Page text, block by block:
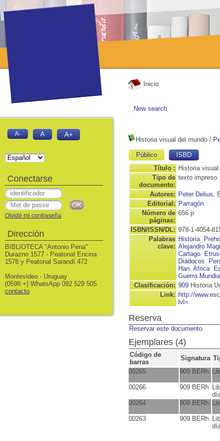
Inicio
New search
Historia visual del mundo /
Público
ISBD
Título : Historia
Tipo de
documento:
texto impreso
Autores: Peter Delius,
Editorial: Parragón
Número de
páginas:
656 p
ISBN/ISSN/DL: 978-1-4054-
Palabras
clave:
Historia
Alejandro
Cartago
Diádocos
Han Africa
Guerra
Clasificación: 909 Historia
Link: http://
lvl=
Reserva
Reservar este documento
Ejemplares (4)
Código de
barras
Signatura
00265
909 BERh
00266 909 BERh
00264
909 BERh
00263 909 BERh
A- A A+
Conectarse
Olvidé mi contraseña
Dirección
BIBLIOTECA "Antonio Pena"
Durazno 1577 - Peatonal Encina
1578 y Peatonal Sarandí 472
Montevideo - Uruguay
(0598 +) WhatsApp 092 529 505
contacto